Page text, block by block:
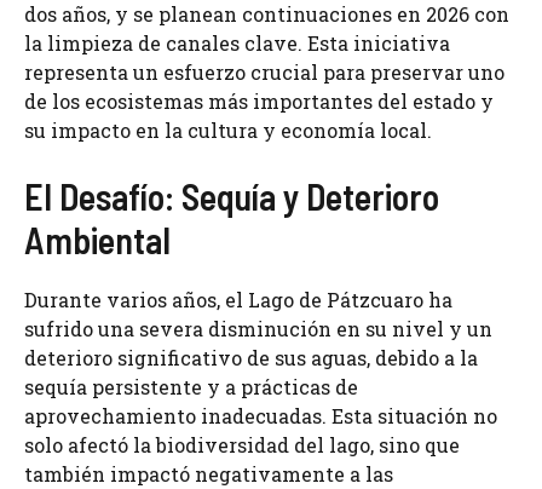
dos años, y se planean continuaciones en 2026 con
la limpieza de canales clave. Esta iniciativa
representa un esfuerzo crucial para preservar uno
de los ecosistemas más importantes del estado y
su impacto en la cultura y economía local.
El Desafío: Sequía y Deterioro
Ambiental
Durante varios años, el Lago de Pátzcuaro ha
sufrido una severa disminución en su nivel y un
deterioro significativo de sus aguas, debido a la
sequía persistente y a prácticas de
aprovechamiento inadecuadas. Esta situación no
solo afectó la biodiversidad del lago, sino que
también impactó negativamente a las